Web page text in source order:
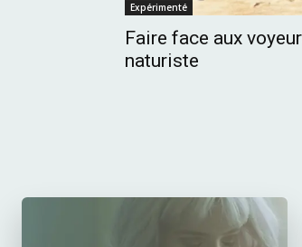
Expérimenté
Faire face aux
naturiste